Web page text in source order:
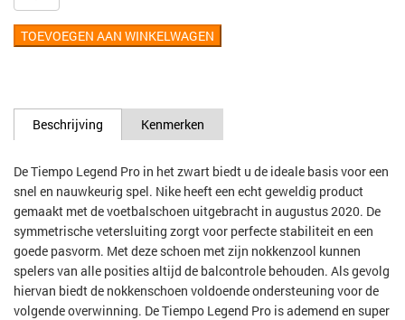
TOEVOEGEN AAN WINKELWAGEN
Beschrijving Kenmerken
De Tiempo Legend Pro in het zwart biedt u de ideale basis voor een
snel en nauwkeurig spel. Nike heeft een echt geweldig product
gemaakt met de voetbalschoen uitgebracht in augustus 2020. De
symmetrische vetersluiting zorgt voor perfecte stabiliteit en een
goede pasvorm. Met deze schoen met zijn nokkenzool kunnen
spelers van alle posities altijd de balcontrole behouden. Als gevolg
hiervan biedt de nokkenschoen voldoende ondersteuning voor de
volgende overwinning. De Tiempo Legend Pro is ademend en super